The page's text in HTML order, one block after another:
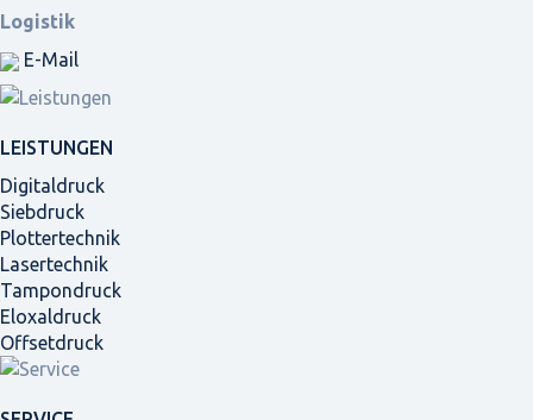
Logistik
E-Mail
LEISTUNGEN
Digitaldruck
Siebdruck
Plottertechnik
Lasertechnik
Tampondruck
Eloxaldruck
Offsetdruck